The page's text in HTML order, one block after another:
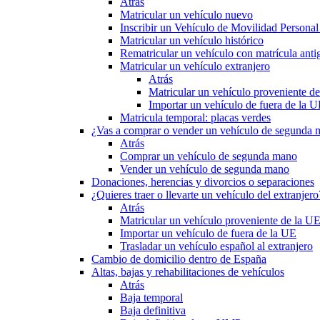
Matricular un vehículo nuevo
Inscribir un Vehículo de Movilidad
Matricular un vehículo histórico
Rematricular un vehículo con matrícula
Matricular un vehículo extranjero
Atrás
Matricular un vehículo proveniente
Importar un vehículo de fuera de la
Matricula temporal: placas verdes
¿Vas a comprar o vender un vehículo de segunda
Atrás
Comprar un vehículo de segunda mano
Vender un vehículo de segunda mano
Donaciones, herencias y divorcios o separaciones
¿Quieres traer o llevarte un vehículo del
Atrás
Matricular un vehículo proveniente de la UE
Importar un vehículo de fuera de la UE
Trasladar un vehículo español al extranjero
Cambio de domicilio dentro de España
Altas, bajas y rehabilitaciones de vehículos
Atrás
Baja temporal
Baja definitiva